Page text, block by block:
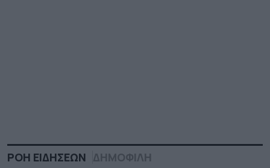
ΡΟΗ ΕΙΔΗΣΕΩΝ ΔΗΜΟΦΙΛΗ